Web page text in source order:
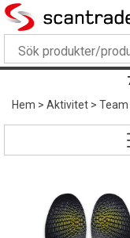
Hem>Aktivitet>Team